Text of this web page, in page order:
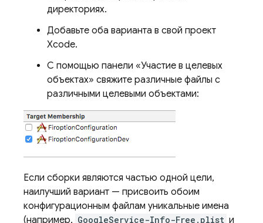
директориях.
Добавьте оба варианта в свой проект
Xcode.
С помощью панели «Участие в целевых
объектах» свяжите различные файлы с
различными целевыми объектами:
Если сборки являются частью одной цели,
наилучший вариант — присвоить обоим
конфигурационным файлам уникальные имена
(например, GoogleService-Info-Free.plist и